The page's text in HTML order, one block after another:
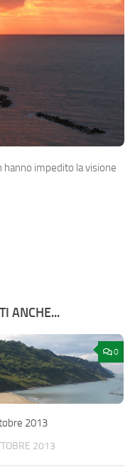
impedito la visione
ANCHE...
0
2013
2013